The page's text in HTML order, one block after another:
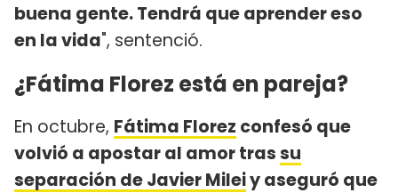
buena gente. Tendrá que aprender eso
en la vida", sentenció.
¿Fátima Florez está en pareja?
En octubre, Fátima Florez confesó que
volvió a apostar al amor trassu
separación de Javier Mileiy aseguró que